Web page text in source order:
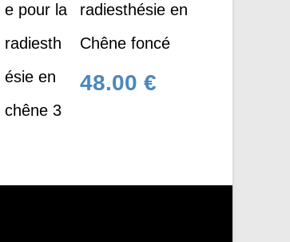
radiesthésie en
Chêne foncé
48.00 €